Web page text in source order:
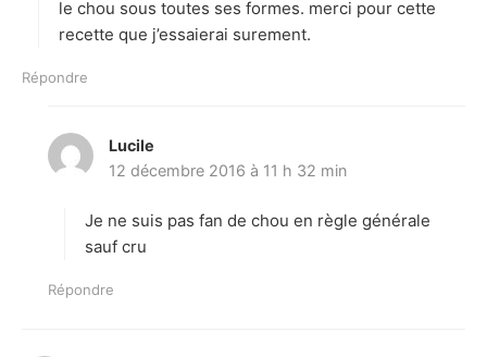
:
le chou sous toutes ses formes. merci pour cette
recette que j’essaierai surement.
Répondre
Lucile
i
12 décembre 2016 à 11 h 32 min
Je ne suis pas fan de chou en règle générale
sauf cru
Répondre